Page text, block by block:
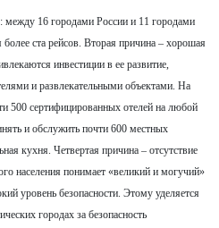
между 16 городами России и 11 городами
ста рейсов. Вторая причина – хорошая
инвестиции в ее развитие,
и развлекательными объектами. На
500 сертифицированных отелей на любой
и обслужить почти 600 местных
кухня. Четвертая причина – отсутствие
населения понимает «великий и могучий»
уровень безопасности. Этому уделяется
городах за безопасность